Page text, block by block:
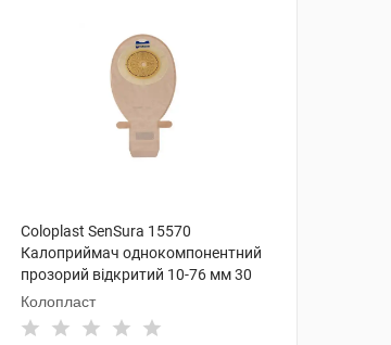
Coloplast SenSura 15570
Калоприймач однокомпонентний
прозорий відкритий 10-76 мм 30
шт
Колопласт